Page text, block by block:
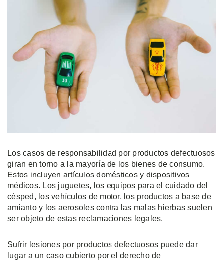
Los casos de responsabilidad por productos defectuosos
giran en torno a la mayoría de los bienes de consumo.
Estos incluyen artículos domésticos y dispositivos
médicos. Los juguetes, los equipos para el cuidado del
césped, los vehículos de motor, los productos a base de
amianto y los aerosoles contra las malas hierbas suelen
ser objeto de estas reclamaciones legales.
Sufrir lesiones por productos defectuosos puede dar
lugar a un caso cubierto por el derecho de